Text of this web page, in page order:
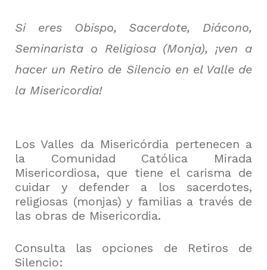
Si eres Obispo, Sacerdote, Diácono,
Seminarista o Religiosa (Monja), ¡ven a
hacer un Retiro de Silencio en el Valle de
la Misericordia!
Los Valles da Misericórdia pertenecen a
la Comunidad Católica Mirada
Misericordiosa, que tiene el carisma de
cuidar y defender a los sacerdotes,
religiosas (monjas) y familias a través de
las obras de Misericordia.
Consulta las opciones de Retiros de
Silencio: